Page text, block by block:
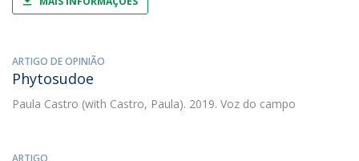
ARTIGO DE OPINIÃO
Phytosudoe
Paula Castro (with Castro, Paula). 2019. Voz do campo
ARTIGO